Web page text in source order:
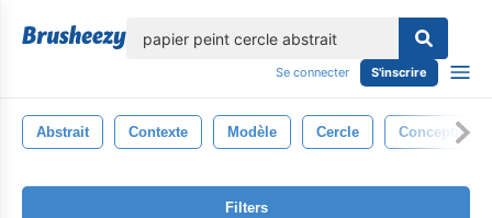
Se connecter S'inscrire
Abstrait Contexte Modèle Cercle Conception
Filters